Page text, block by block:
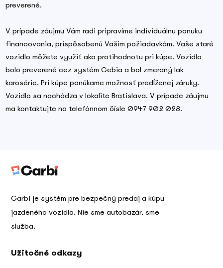
preverené.
V prípade záujmu Vám radi pripravíme individuálnu ponuku
financovania, prispôsobenú Vašim požiadavkám. Vaše staré
vozidlo môžete využiť ako protihodnotu pri kúpe. Vozidlo
bolo preverené cez systém Cebia a bol zmeraný lak
karosérie. Pri kúpe ponúkame možnosť predĺženej záruky.
Vozidlo sa nachádza v lokalite Bratislava. V prípade záujmu
ma kontaktujte na telefónnom čísle 0947 902 028.
Carbi je systém pre bezpečný predaj a kúpu
jazdeného vozidla. Nie sme autobazár, sme
služba.
Užitočné odkazy